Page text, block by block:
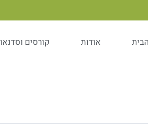
אודות קורסים